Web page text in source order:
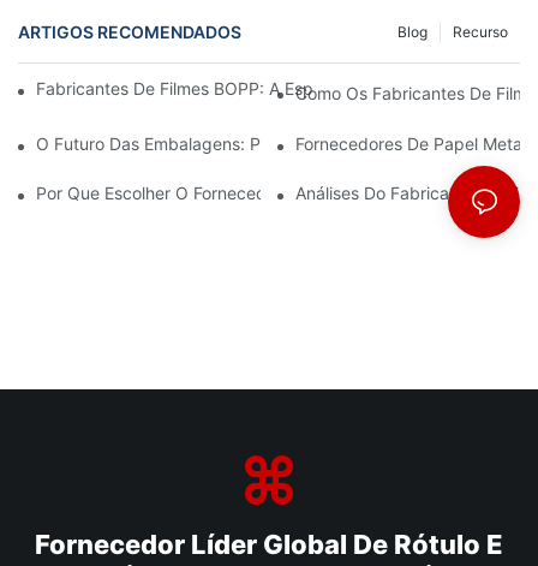
ARTIGOS RECOMENDADOS Recurso
Blog
Fabricantes De Filmes BOPP: A Espinha Dorsal Das
Como Os Fabricantes De
O Futuro Das Embalagens: Perspectivas Dos Principais
Fornecedores De Papel
Por Que Escolher O Fornecedor Certo De Filme BOPP É
Análises Do Fabricante De
Fornecedor Líder Global De Rótulo E